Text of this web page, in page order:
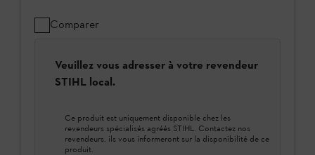
Comparer
Veuillez vous adresser à votre revendeur
STIHL local.
Ce produit est uniquement disponible chez les
revendeurs spécialisés agréés STIHL. Contactez nos
revendeurs, ils vous informeront sur la disponibilité de ce
produit.